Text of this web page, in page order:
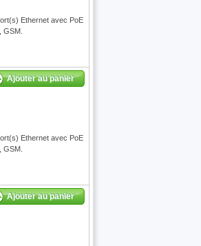
Ethernet avec PoE
GSM.
Ajouter au panier
Ethernet avec PoE
GSM.
Ajouter au panier